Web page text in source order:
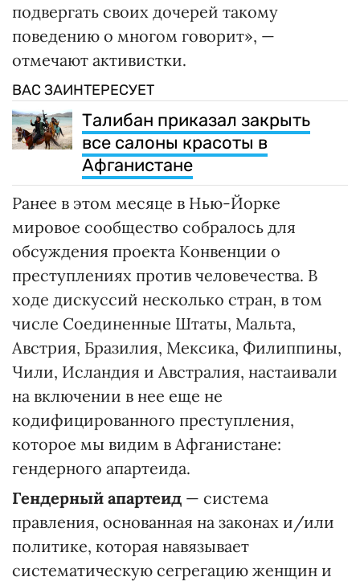
подвергать своих дочерей такому
поведению о многом говорит», —
отмечают активистки.
ВАС ЗАИНТЕРЕСУЕТ
Талибан приказал закрыть
все салоны красоты в
Афганистане
Ранее в этом месяце в Нью-Йорке
мировое сообщество собралось для
обсуждения проекта Конвенции о
преступлениях против человечества. В
ходе дискуссий несколько стран, в том
числе Соединенные Штаты, Мальта,
Австрия, Бразилия, Мексика, Филиппины,
Чили, Исландия и Австралия, настаивали
на включении в нее еще не
кодифицированного преступления,
которое мы видим в Афганистане:
гендерного апартеида.
Гендерный апартеид — система
правления, основанная на законах и/или
политике, которая навязывает
систематическую сегрегацию женщин и